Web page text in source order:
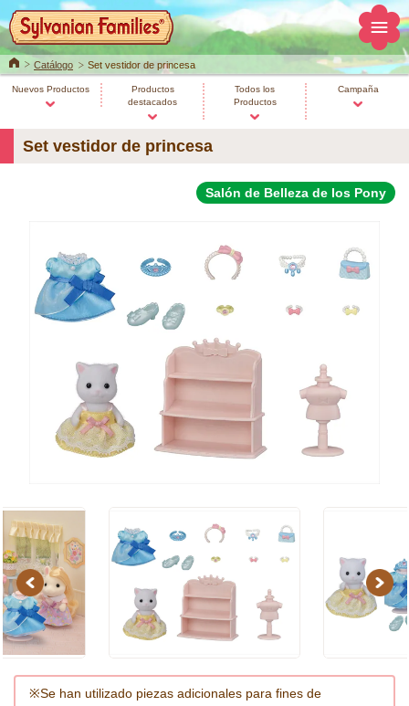
HomeCatálogo Set vestidor de princesa
Nuevos Productos
Productos
destacados
Todos los
Productos
Campaña
Set vestidor de princesa
Salón de Belleza de los Pony
Previous Next
※Se han utilizado piezas adicionales para fines de